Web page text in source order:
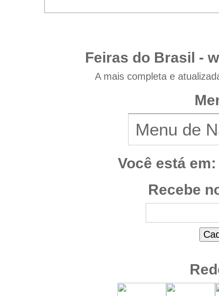
Feiras do Brasil -
A mais completa e
Você está em:
Recebe